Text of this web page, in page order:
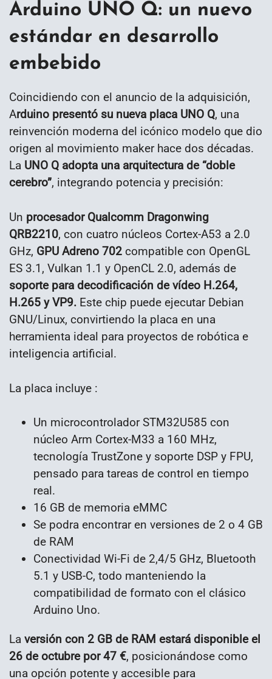
Arduino UNO Q: un nuevo
estándar en desarrollo
embebido
Coincidiendo con el anuncio de la adquisición,
Arduino presentó su nueva placa UNO Q, una
reinvención moderna del icónico modelo que dio
origen al movimiento maker hace dos décadas.
La UNO Q adopta una arquitectura de “doble
cerebro”, integrando potencia y precisión:
Un procesador Qualcomm Dragonwing
QRB2210, con cuatro núcleos Cortex-A53 a 2.0
GHz, GPU Adreno 702 compatible con OpenGL
ES 3.1, Vulkan 1.1 y OpenCL 2.0, además de
soporte para decodificación de vídeo H.264,
H.265 y VP9. Este chip puede ejecutar Debian
GNU/Linux, convirtiendo la placa en una
herramienta ideal para proyectos de robótica e
inteligencia artificial.
La placa incluye :
Un microcontrolador STM32U585 con
núcleo Arm Cortex-M33 a 160 MHz,
tecnología TrustZone y soporte DSP y FPU,
pensado para tareas de control en tiempo
real.
16 GB de memoria eMMC
Se podra encontrar en versiones de 2 o 4 GB
de RAM
Conectividad Wi-Fi de 2,4/5 GHz, Bluetooth
5.1 y USB-C, todo manteniendo la
compatibilidad de formato con el clásico
Arduino Uno.
La versión con 2 GB de RAM estará disponible el
26 de octubre por 47 €, posicionándose como
una opción potente y accesible para